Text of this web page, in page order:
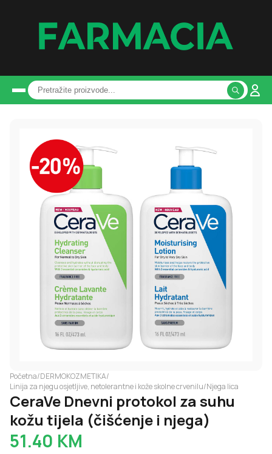
Početna/DERMOKOZMETIKA/
Linija za njegu osjetljive, netolerantne i kože skolne crvenilu/Njega lica
CeraVe Dnevni protokol za suhu
kožu tijela (čišćenje i njega)
51.40 KM